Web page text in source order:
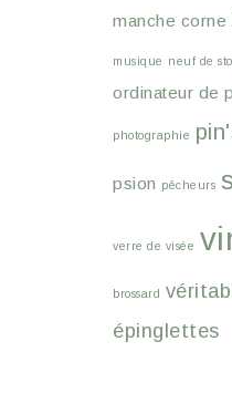
manche corne
musique neuf de
ordinateur de
photographie
psion pêcheurs
verre de visée
brossard
épinglettes